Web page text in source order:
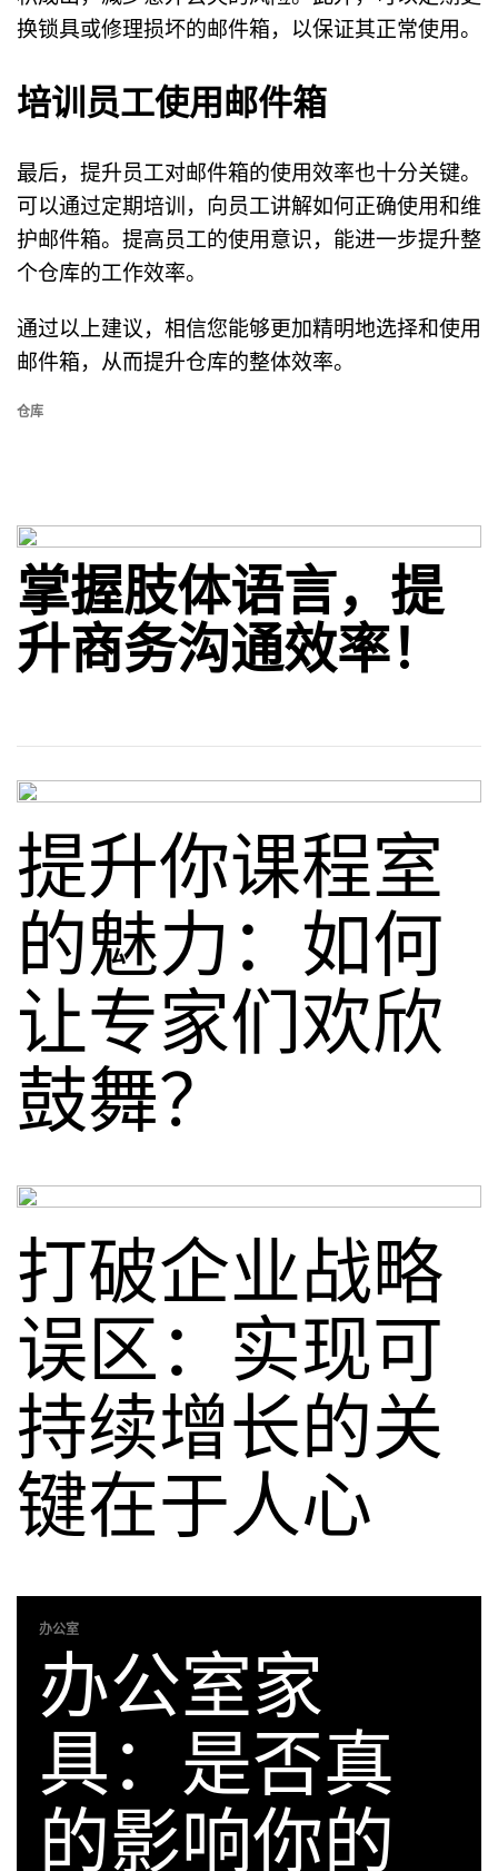
换锁具或修理损坏的邮件箱，以保证其正常使用。
培训员工使用邮件箱
最后，提升员工对邮件箱的使用效率也十分关键。
可以通过定期培训，向员工讲解如何正确使用和维
护邮件箱。提高员工的使用意识，能进一步提升整
个仓库的工作效率。
通过以上建议，相信您能够更加精明地选择和使用
邮件箱，从而提升仓库的整体效率。
仓库
掌握肢体语言，提
升商务沟通效率！
提升你课程室
的魅力：如何
让专家们欢欣
鼓舞？
打破企业战略
误区：实现可
持续增长的关
键在于人心
办公室家
具：是否真
的影响你的
办公室